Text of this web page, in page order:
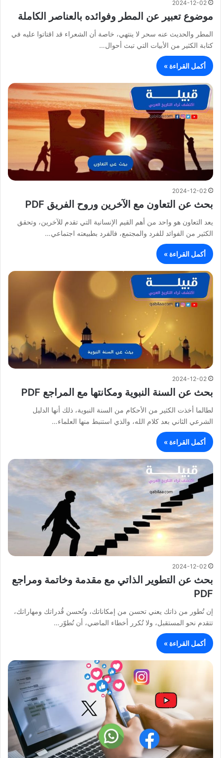
2024-12-02
موضوع تعبير عن المطر وفوائده بالعناصر الكاملة
المطر والحديث عنه سحر لا ينتهي، خاصة أن الشعراء قد اقتاتوا عليه في
كتابة الكثير من الأبيات التي تبث أحوال…
أكمل القراءة »
2024-12-02
بحث عن التعاون مع الآخرين وروح الفريق PDF
يعد التعاون هو واحد من أهم القيم الإنسانية التي تقدم للآخرين، وتحقق
الكثير من الفوائد للفرد والمجتمع، فالفرد بطبيعته اجتماعي…
أكمل القراءة »
2024-12-02
بحث عن السنة النبوية ومكانتها مع المراجع PDF
لطالما أخذت الكثير من الأحكام من السنة النبوية، ذلك أنها الدليل
الشرعي الثاني بعد كلام الله، والذي استنبط منها العلماء…
أكمل القراءة »
2024-12-02
بحث عن التطوير الذاتي مع مقدمة وخاتمة ومراجع
PDF
إن تُطور من ذاتك يعني تحسن من إمكاناتك، وتُحسن قُدراتك ومهاراتك،
تتقدم نحو المستقبل، ولا تُكرر أخطاء الماضي، أن تُطوّر…
أكمل القراءة »